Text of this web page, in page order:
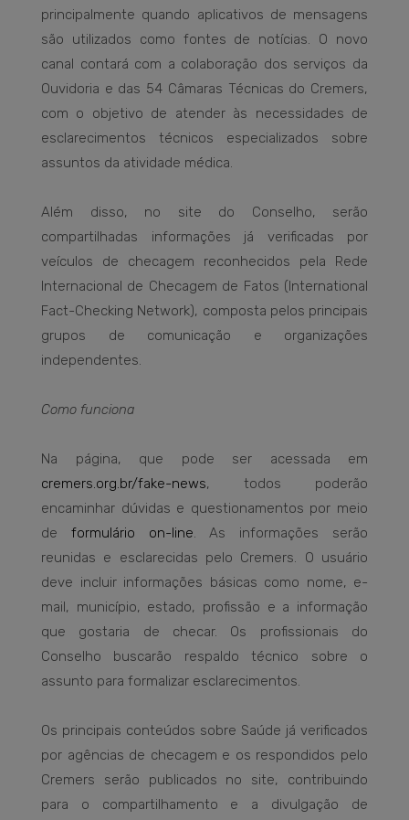
principalmente quando aplicativos de mensagens
são utilizados como fontes de notícias. O novo
canal contará com a colaboração dos serviços da
Ouvidoria e das 54 Câmaras Técnicas do Cremers,
com o objetivo de atender às necessidades de
esclarecimentos técnicos especializados sobre
assuntos da atividade médica.
Além disso, no site do Conselho, serão
compartilhadas informações já verificadas por
veículos de checagem reconhecidos pela Rede
Internacional de Checagem de Fatos (International
Fact-Checking Network), composta pelos principais
grupos de comunicação e organizações
independentes.
Como funciona
Na página, que pode ser acessada em
cremers.org.br/fake-news, todos poderão
encaminhar dúvidas e questionamentos por meio
de formulário on-line. As informações serão
reunidas e esclarecidas pelo Cremers. O usuário
deve incluir informações básicas como nome, e-
mail, município, estado, profissão e a informação
que gostaria de checar. Os profissionais do
Conselho buscarão respaldo técnico sobre o
assunto para formalizar esclarecimentos.
Os principais conteúdos sobre Saúde já verificados
por agências de checagem e os respondidos pelo
Cremers serão publicados no site, contribuindo
para o compartilhamento e a divulgação de